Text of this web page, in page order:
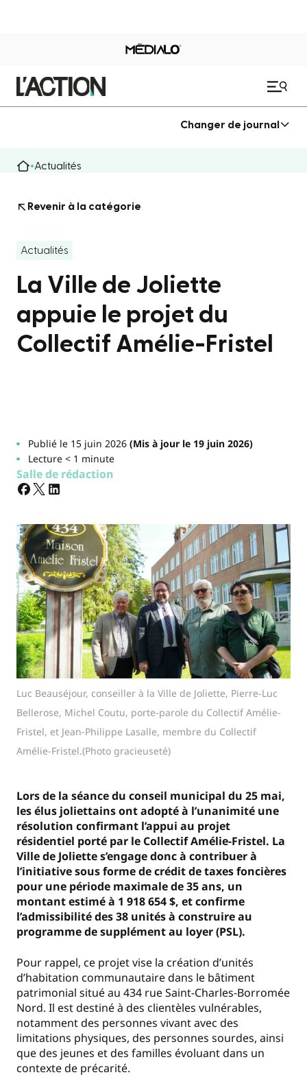
Changer de journal
Actualités
Revenir à la catégorie
Actualités
La Ville de Joliette
appuie le projet du
Collectif Amélie-Fristel
Publié le 15 juin 2026(Mis à jour le 19 juin 2026)
Lecture < 1 minute
Salle de rédaction
Luc Beauséjour, conseiller à la Ville de Joliette, Pierre-Luc
Bellerose, Michel Coutu, porte-parole du Collectif Amélie-
Fristel, et Jean-Philippe Lasalle, membre du Collectif
Amélie-Fristel.(Photo gracieuseté)
Lors de la séance du conseil municipal du 25 mai,
les élus joliettains ont adopté à l’unanimité une
résolution confirmant l’appui au projet
résidentiel porté par le Collectif Amélie-Fristel. La
Ville de Joliette s’engage donc à contribuer à
l’initiative sous forme de crédit de taxes foncières
pour une période maximale de 35 ans, un
montant estimé à 1 918 654 $, et confirme
l’admissibilité des 38 unités à construire au
programme de supplément au loyer (PSL).
Pour rappel, ce projet vise la création d’unités
d’habitation communautaire dans le bâtiment
patrimonial situé au 434 rue Saint-Charles-Borromée
Nord. Il est destiné à des clientèles vulnérables,
notamment des personnes vivant avec des
limitations physiques, des personnes sourdes, ainsi
que des jeunes et des familles évoluant dans un
contexte de précarité.